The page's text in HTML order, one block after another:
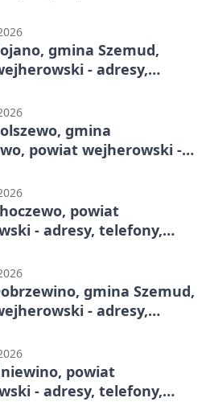
gmina Szemud,
- adresy,
gmina
powiat wejherowski -
powiat
- adresy, telefony,
gmina Szemud,
- adresy,
powiat
- adresy, telefony,